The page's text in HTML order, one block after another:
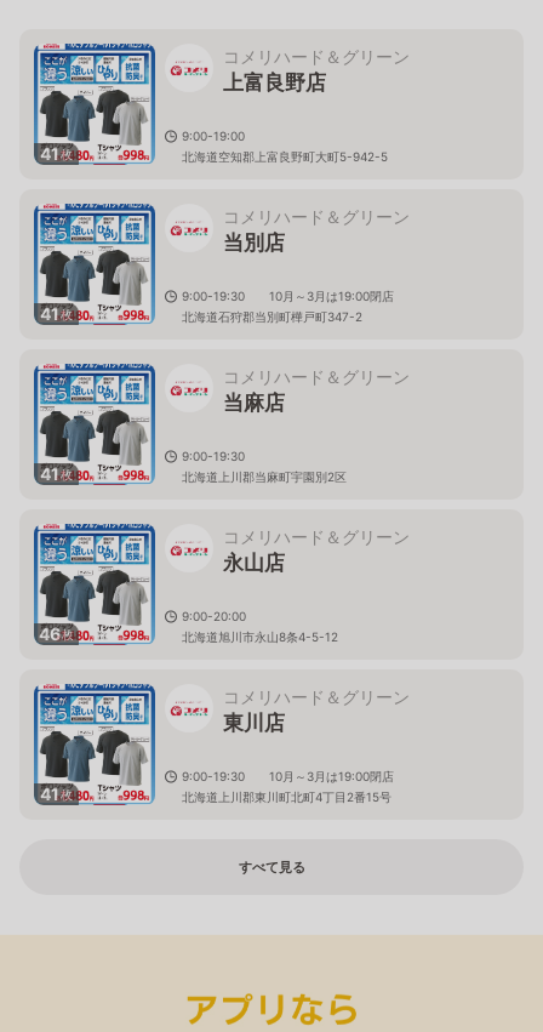
41枚
コメリハード＆グリーン
上富良野店
9:00-19:00
北海道空知郡上富良野町大町5-942-5
41枚
コメリハード＆グリーン
当別店
9:00-19:30 10月～3月は19:00閉店
北海道石狩郡当別町樺戸町347-2
41枚
コメリハード＆グリーン
当麻店
9:00-19:30
北海道上川郡当麻町宇園別2区
46枚
コメリハード＆グリーン
永山店
9:00-20:00
北海道旭川市永山8条4-5-12
41枚
コメリハード＆グリーン
東川店
9:00-19:30 10月～3月は19:00閉店
北海道上川郡東川町北町4丁目2番15号
すべて見る